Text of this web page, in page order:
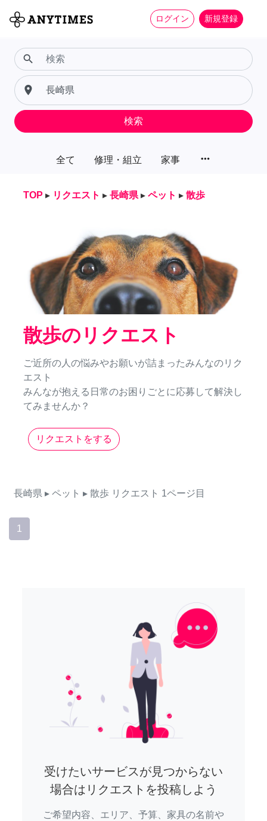
ログイン 新規登録
全て 修理・組立 家事 more_horiz
search
place
検索
TOP ▸ リクエスト ▸ 長崎県 ▸ ペット ▸ 散歩
散歩のリクエスト
ご近所の人の悩みやお願いが詰まったみんなのリク
エスト
みんなが抱える日常のお困りごとに応募して解決し
てみませんか？
リクエストをする
長崎県 ▸ ペット ▸ 散歩 リクエスト 1ページ目
1
受けたいサービスが見つからない
場合はリクエストを投稿しよう
ご希望内容、エリア、予算、家具の名前や